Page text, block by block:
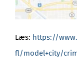
Læs: https://
fl/model+city/